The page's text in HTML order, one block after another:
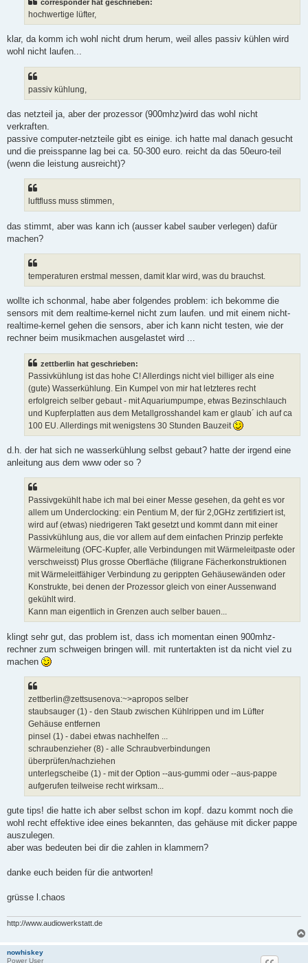
corresponder hat geschrieben:
hochwertige lüfter,
klar, da komm ich wohl nicht drum herum, weil alles passiv kühlen wird
wohl nicht laufen...
passiv kühlung,
das netzteil ja, aber der prozessor (900mhz)wird das wohl nicht
verkraften.
passive computer-netzteile gibt es einige. ich hatte mal danach gesucht
und die preisspanne lag bei ca. 50-300 euro. reicht da das 50euro-teil
(wenn die leistung ausreicht)?
luftfluss muss stimmen,
das stimmt, aber was kann ich (ausser kabel sauber verlegen) dafür
machen?
temperaturen erstmal messen, damit klar wird, was du brauchst.
wollte ich schonmal, habe aber folgendes problem: ich bekomme die
sensors mit dem realtime-kernel nicht zum laufen. und mit einem nicht-
realtime-kernel gehen die sensors, aber ich kann nicht testen, wie der
rechner beim musikmachen ausgelastet wird ...
zettberlin hat geschrieben:
Passivkühlung ist das hohe C! Allerdings nicht viel billiger als eine
(gute) Wasserkühlung. Ein Kumpel von mir hat letzteres recht
erfolgreich selber gebaut - mit Aquariumpumpe, etwas Bezinschlauch
und Kupferplatten aus dem Metallgrosshandel kam er glaub´ ich auf ca
100 EU. Allerdings mit wenigstens 30 Stunden Bauzeit
d.h. der hat sich ne wasserkühlung selbst gebaut? hatte der irgend eine
anleitung aus dem www oder so ?
Passivgekühlt habe ich mal bei einer Messe gesehen, da geht es vor
allem um Underclocking: ein Pentium M, der für 2,0GHz zertifiziert ist,
wird auf (etwas) niedrigeren Takt gesetzt und kommt dann mit einer
Passivkühlung aus, die vor allem auf dem einfachen Prinzip perfekte
Wärmeleitung (OFC-Kupfer, alle Verbindungen mit Wärmeleitpaste oder
verschweisst) Plus grosse Oberfläche (filigrane Fächerkonstruktionen
mit Wärmeleitfähiger Verbindung zu gerippten Gehäusewänden oder
Konstrukte, bei denen der Prozessor gleich von einer Aussenwand
gekühlt wird.
Kann man eigentlich in Grenzen auch selber bauen...
klingt sehr gut, das problem ist, dass ich momentan einen 900mhz-
rechner zum schweigen bringen will. mit runtertakten ist da nicht viel zu
machen
zettberlin@zettsusenova:~>apropos selber
staubsauger (1) - den Staub zwischen Kühlrippen und im Lüfter
Gehäuse entfernen
pinsel (1) - dabei etwas nachhelfen ...
schraubenzieher (8) - alle Schraubverbindungen
überprüfen/nachziehen
unterlegscheibe (1) - mit der Option --aus-gummi oder --aus-pappe
aufgerufen teilweise recht wirksam...
gute tips! die hatte ich aber selbst schon im kopf. dazu kommt noch die
wohl recht effektive idee eines bekannten, das gehäuse mit dicker pappe
auszulegen.
aber was bedeuten bei dir die zahlen in klammern?
danke euch beiden für die antworten!
grüsse l.chaos
http://www.audiowerkstatt.de
nowhiskey
Power User